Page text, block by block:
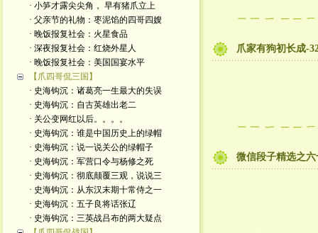
· 小笋才露尖尖角， 早有猪爪立上
· 父亲节的礼物：枣泥馅的四哥四嫂
· 晚饭报复社会：火星食品
· 深夜报复社会：红烧外星人
· 晚饭报复社会：美国国宴水平
【爪四哥侃三国】
· 史海钩沉：诸葛亮一生最大的失误
· 史海钩沉：自古英雄出老二
· 关公变网红以后。。。。
· 史海钩沉：谁是中国历史上的绿帽
· 史海钩沉：说一说关公的绿帽子
· 史海钩沉：军营口令与杨修之死
· 史海钩沉：彻底颠覆三观，说说三
· 史海钩沉：从东汉末期十常侍之一
· 史海钩沉：五子良将话张辽
· 史海钩沉：三英战吕布的两大疑点
爪家有狗初长成-
微信段子精选之